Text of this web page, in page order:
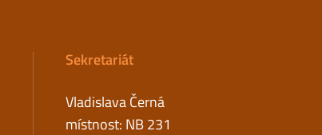
Sekretariát
Vladislava Černá
místnost: NB 231